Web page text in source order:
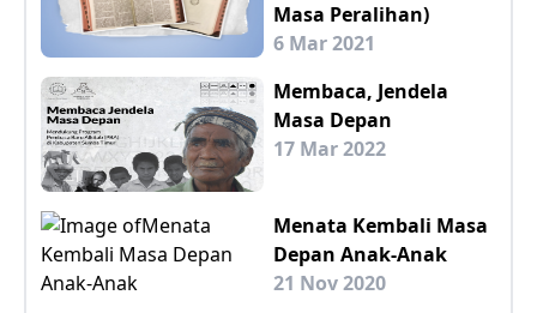
Masa Peralihan)
6 Mar 2021
Membaca, Jendela
Masa Depan
17 Mar 2022
Menata Kembali Masa
Depan Anak-Anak
21 Nov 2020